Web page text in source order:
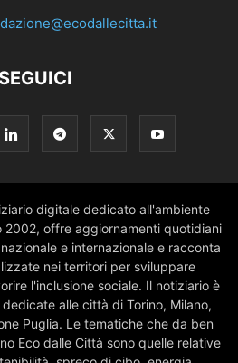
SEGUICI
digitale dedicato all'ambiente
2002, offre aggiornamenti quotidiani
e internazionale e racconta
nei territori per sviluppare
l'inclusione sociale. Il notiziario è
alle città di Torino, Milano,
Puglia. Le tematiche che da ben
Eco dalle Città sono quelle relative